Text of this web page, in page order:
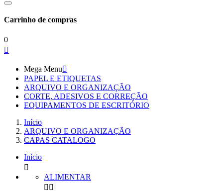
Carrinho de compras
0

Mega Menu
PAPEL E ETIQUETAS
ARQUIVO E ORGANIZAÇÃO
CORTE, ADESIVOS E CORREÇÃO
EQUIPAMENTOS DE ESCRITÓRIO
Início
ARQUIVO E ORGANIZAÇÃO
CAPAS CATALOGO
Início

ALIMENTAR
 